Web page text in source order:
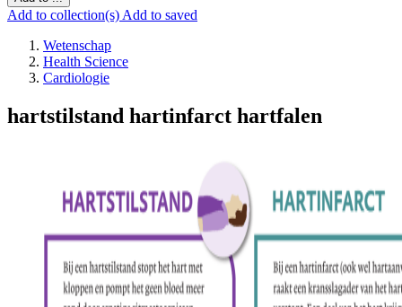
Add to collection(s) Add to saved
Wetenschap
Health Science
Cardiologie
hartstilstand hartinfarct hartfalen